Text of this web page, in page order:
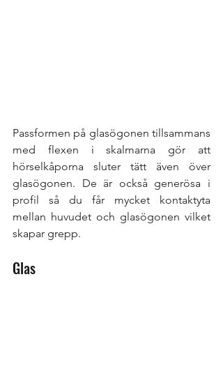
Passformen på glasögonen tillsammans
med flexen i skalmarna gör att
hörselkåporna sluter tätt även över
glasögonen. De är också generösa i
profil så du får mycket kontaktyta
mellan huvudet och glasögonen vilket
skapar grepp.
Glas